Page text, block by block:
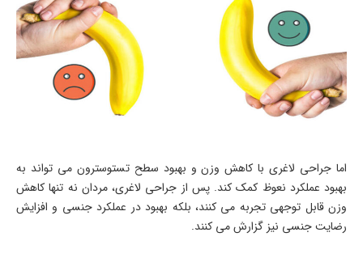
اما جراحی لاغری با کاهش وزن و بهبود سطح تستوسترون می تواند به
بهبود عملکرد نعوظ کمک کند. پس از جراحی لاغری، مردان نه تنها کاهش
وزن قابل توجهی تجربه می کنند، بلکه بهبود در عملکرد جنسی و افزایش
رضایت جنسی نیز گزارش می کنند.